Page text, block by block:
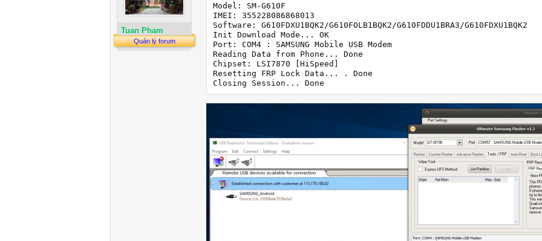
Tuan Pham
Quản lý forum
Model: SM-G610F
IMEI: 355228086868013
Software: G610FDXU1BQK2/G610FOLB1BQK2/G610FDDU1BRA3/G610FDXU1BQK2
Init Download Mode... OK
Port: COM4 : SAMSUNG Mobile USB Modem
Reading Data from Phone... Done
Chipset: LSI7870 [HiSpeed]
Resetting FRP Lock Data... . Done
Closing Session... Done